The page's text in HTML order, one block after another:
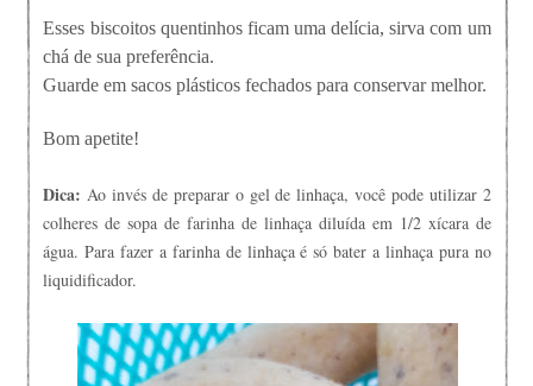
Esses biscoitos quentinhos ficam uma delícia, sirva com um
chá de sua preferência.
Guarde em sacos plásticos fechados para conservar melhor.
Bom apetite!
Dica:Ao invés de preparar o gel de linhaça, você pode utilizar 2
colheres de sopa de farinha de linhaça diluída em 1/2 xícara de
água. Para fazer a farinha de linhaça é só bater a linhaça pura no
liquidificador.